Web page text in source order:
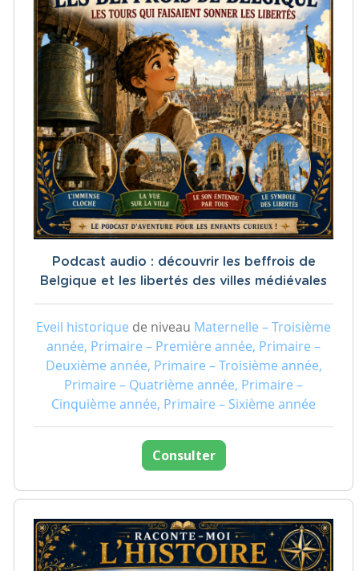
Podcast audio : découvrir les beffrois de
Belgique et les libertés des villes médiévales
Eveil historique de niveau Maternelle – Troisième
année, Primaire – Première année, Primaire –
Deuxième année, Primaire – Troisième année,
Primaire – Quatrième année, Primaire –
Cinquième année, Primaire – Sixième année
Consulter